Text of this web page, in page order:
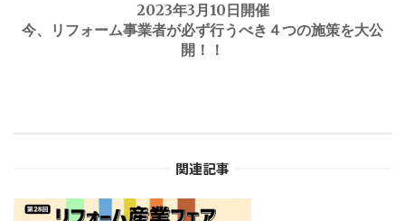
i
2023年3月10日開催
今、リフォーム事業者が必ず行うべき４つの施策を大公
開！！
関連記事